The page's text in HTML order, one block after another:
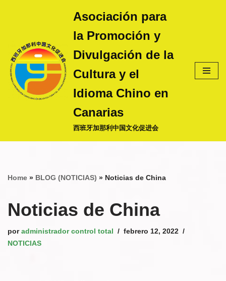
contenido
Asociación para
la Promoción y
Divulgación de la
Cultura y el
Idioma Chino en
Canarias
西班牙加那利中国文化促进会
Home » BLOG (NOTICIAS) » Noticias de China
Noticias de China
por administrador control total
febrero 12, 2022
NOTICIAS